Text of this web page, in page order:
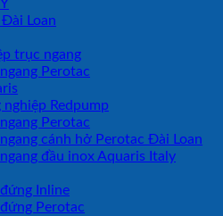
Loan
trục ngang
Perotac
nghiệp Redpump
Perotac
cánh hở Perotac Đài Loan
đầu inox Aquaris Italy
Inline
Perotac